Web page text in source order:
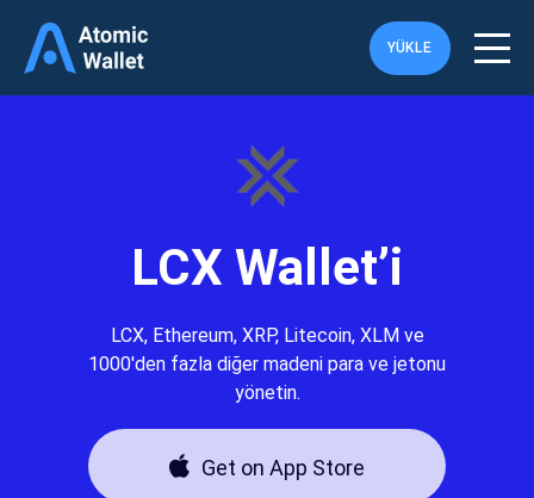
YÜKLE
LCX Wallet’i
LCX, Ethereum, XRP, Litecoin, XLM ve
1000'den fazla diğer madeni para ve jetonu
yönetin.
Get on App Store